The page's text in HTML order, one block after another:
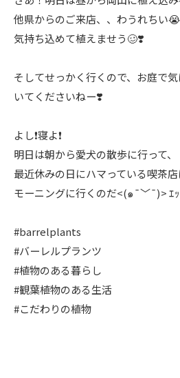
他県からのご来店、、わうれちい
気持ち込めて植えませう🥴❣️
そしてせっかく行くので、お庭で
いてくださいねー❣️
よし❗️寝よ❗️
明日は朝から愛犬の散歩に行って、
最近休みの日にハマっている喫茶店
モーニングに行くのだ<(๑¯﹀¯)> ｴ
#barrelplants
#バーレルプランツ
#植物のある暮らし
#観葉植物のある生活
#こだわりの植物